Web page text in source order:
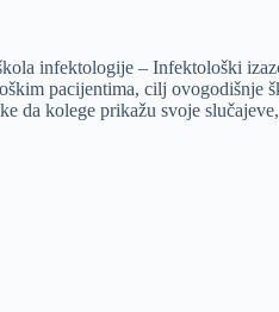
infektologije – Infektološki
pacijentima, cilj ovogodišnje
da kolege prikažu svoje